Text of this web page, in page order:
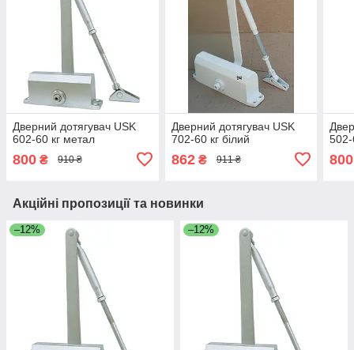
Дверний дотягувач USK
602-60 кг метал
800 ₴ 910 ₴
Дверний дотягувач USK
702-60 кг білий
862₴ 911 ₴
502-
800
Акційні пропозиції та новинки
–12% –12%